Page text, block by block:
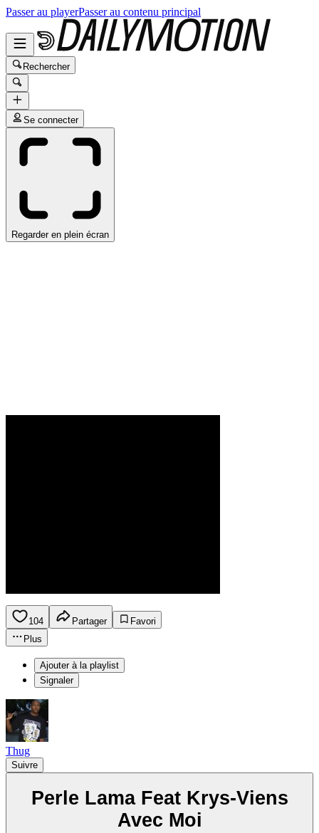
Passer au playerPasser au contenu principal
Rechercher
Se connecter
Regarder en plein écran
104 Partager
Favori
Plus
Ajouter à la playlist
Signaler
Thug
Suivre
Perle Lama Feat Krys-Viens
Avec Moi